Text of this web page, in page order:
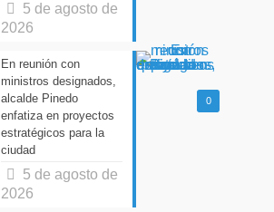
5 de agosto de
2026
0
En reunión con
ministros designados,
alcalde Pinedo
enfatiza en proyectos
estratégicos para la
ciudad
5 de agosto de
2026